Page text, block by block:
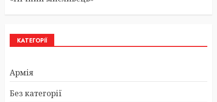
КАТЕГОРІЇ
Армія
Без категорії